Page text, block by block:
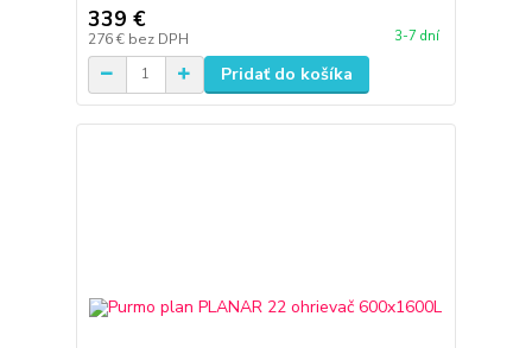
339 €
276 € bez DPH 3-7 dní
Pridať do košíka